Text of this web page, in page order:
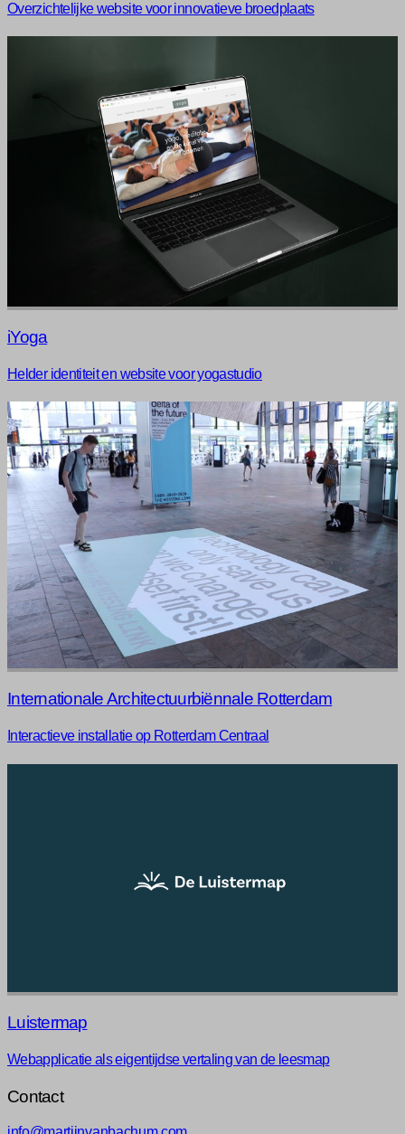
Overzichtelijke website voor innovatieve broedplaats
iYoga
Helder identiteit en website voor yogastudio
Internationale Architectuurbiënnale Rotterdam
Interactieve installatie op Rotterdam Centraal
Luistermap
Webapplicatie als eigentijdse vertaling van de leesmap
Contact